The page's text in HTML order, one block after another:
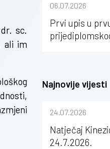
sc.
ali im
Strossmayera
06.07.2026
Prvi upis u
Najnovije vijesti
24.07.2026
Natječaj
24.7.2026.